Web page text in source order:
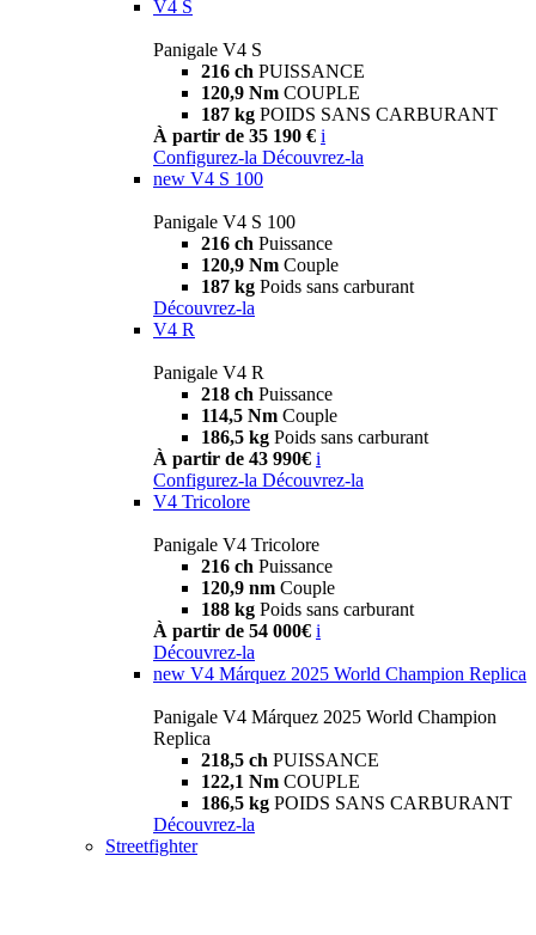
V4 S
Panigale V4 S
216 ch PUISSANCE
120,9 Nm COUPLE
187 kg POIDS SANS CARBURANT
À partir de 35 190 € i
Configurez-la Découvrez-la
new V4 S 100
Panigale V4 S 100
216 ch Puissance
120,9 Nm Couple
187 kg Poids sans carburant
Découvrez-la
V4 R
Panigale V4 R
218 ch Puissance
114,5 Nm Couple
186,5 kg Poids sans carburant
À partir de 43 990€ i
Configurez-la Découvrez-la
V4 Tricolore
Panigale V4 Tricolore
216 ch Puissance
120,9 nm Couple
188 kg Poids sans carburant
À partir de 54 000€ i
Découvrez-la
new V4 Márquez 2025 World Champion Replica
Panigale V4 Márquez 2025 World Champion
Replica
218,5 ch PUISSANCE
122,1 Nm COUPLE
186,5 kg POIDS SANS CARBURANT
Découvrez-la
Streetfighter